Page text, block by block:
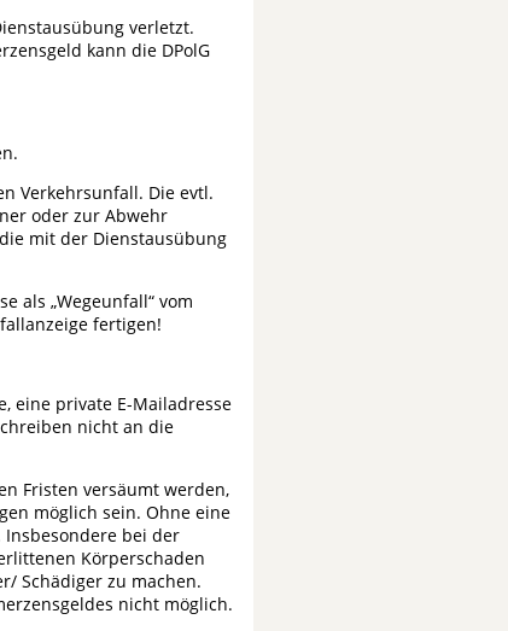
verletzt.
kann die DPolG
Verkehrsunfall. Die evtl.
oder zur Abwehr
mit der Dienstausübung
als „Wegeunfall“ vom
fertigen!
eine private E-Mailadresse
nicht an die
Fristen versäumt werden,
möglich sein. Ohne eine
bei der
Körperschaden
Schädiger zu machen.
nicht möglich.